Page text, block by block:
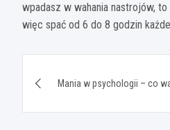
wpadasz w wahania nastrojów,
więc spać od 6 do 8 godzin
wpisuMania w psychologii – co